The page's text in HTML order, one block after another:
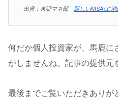
出典：東証マネ部 新しいNISAは“
何だか個人投資家が、馬鹿に
がしませんね。記事の提供元
最後までご覧いただきありが